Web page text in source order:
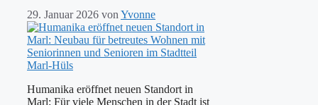
29. Januar 2026 von Yvonne
Humanika eröffnet neuen Standort in
Marl: Für viele Menschen in der Stadt ist